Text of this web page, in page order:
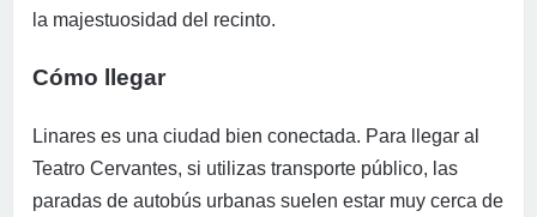
la majestuosidad del recinto.
Cómo llegar
Linares es una ciudad bien conectada. Para llegar al
Teatro Cervantes, si utilizas transporte público, las
paradas de autobús urbanas suelen estar muy cerca de